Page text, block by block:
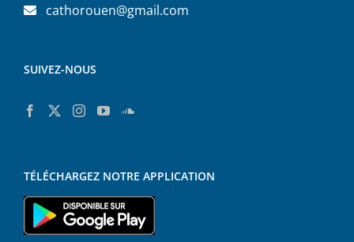
cathorouen@gmail.com
SUIVEZ-NOUS
TÉLÉCHARGEZ NOTRE APPLICATION